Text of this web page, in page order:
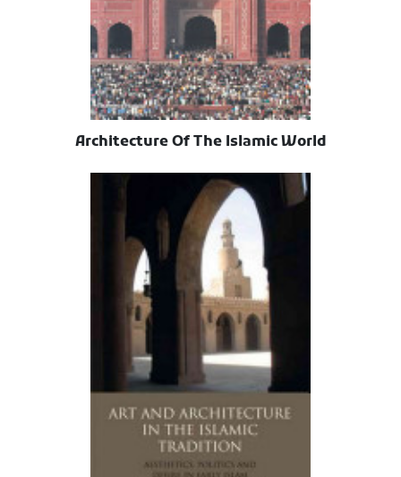
Architecture Of The Islamic World